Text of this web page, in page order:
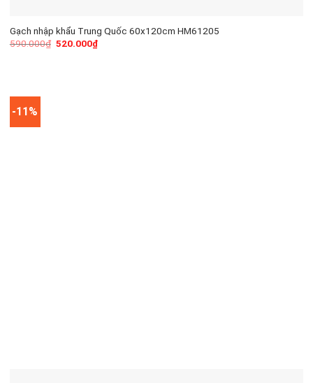
Gạch nhập khẩu Trung Quốc 60x120cm HM61205
590.000₫ 520.000₫
-11%